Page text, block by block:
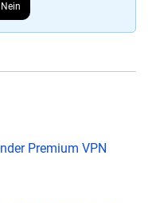
Nein
Premium VPN